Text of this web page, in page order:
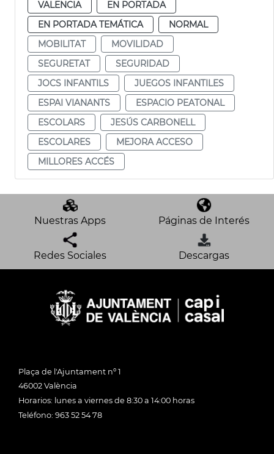
VALENCIA
EN PORTADA
EN PORTADA TEMÁTICA
NORMAL
MOBILITAT
MOVILIDAD
SEGURETAT
SEGURIDAD
JOCS INFANTILS
JUEGOS INFANTILES
ESPAI VIANANTS
ESPACIO PEATONAL
ESCOLARS
JESÚS CARBONELL
ESCOLARES
MEJORA ACCESO
MILLORES ACCÉS
Nuestras Apps Páginas de Interés
Redes Sociales Descargas
Plaça de l'Ajuntament nº 1
46002 València
Horarios: lunes a viernes de 8:30 a 14:00 horas
Teléfono: 963 52 54 78